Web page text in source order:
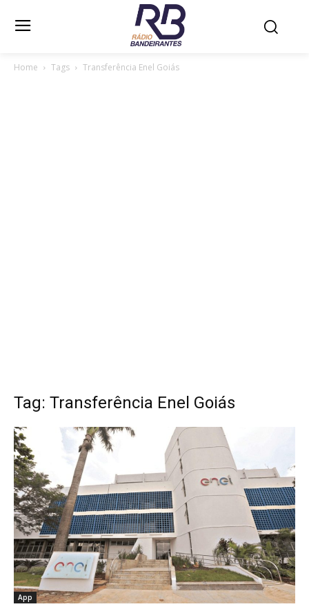
Home Tags Transferência Enel Goiás
Tag: Transferência Enel Goiás
App